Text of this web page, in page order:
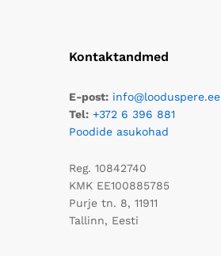
Kontaktandmed
E-post: info@looduspere.ee
Tel: +372 6 396 881
Poodide asukohad
Reg. 10842740
KMK EE100885785
Purje tn. 8, 11911
Tallinn, Eesti